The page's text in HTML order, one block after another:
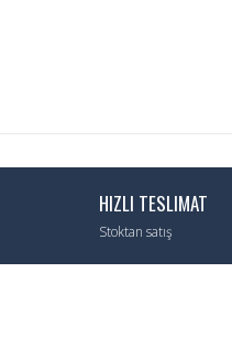
HIZLI TESLIMAT
Stoktan satış